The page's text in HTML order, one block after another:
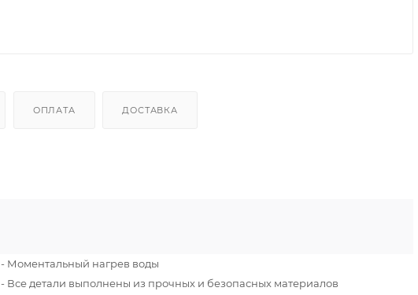
ОПЛАТА ДОСТАВКА
- Моментальный нагрев воды
- Все детали выполнены из прочных и безопасных материалов